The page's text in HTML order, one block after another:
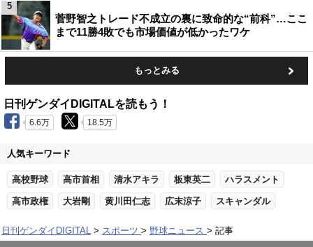
菅野智之トレード不成立の裏に致命的な“前科”…ここ
まで11勝4敗でも市場価値が低かったワケ
5
もっとみる
日刊ゲンダイDIGITALを読もう！
6.6万 18.5万
人気キーワード
高校野球 高市首相 清水アキラ 板東英二 ハラスメント
高市政権 大岩剛 黄川田仁志 広末涼子 スキャンダル
日刊ゲンダイDIGITAL スポーツ 野球ニュース 記事